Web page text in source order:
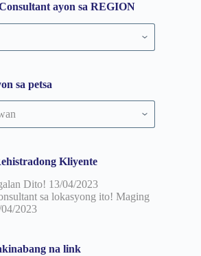
ayon sa REGION
sa petsa
Kliyente
Dito! 13/04/2023
sa lokasyong ito! Maging
2023
na link